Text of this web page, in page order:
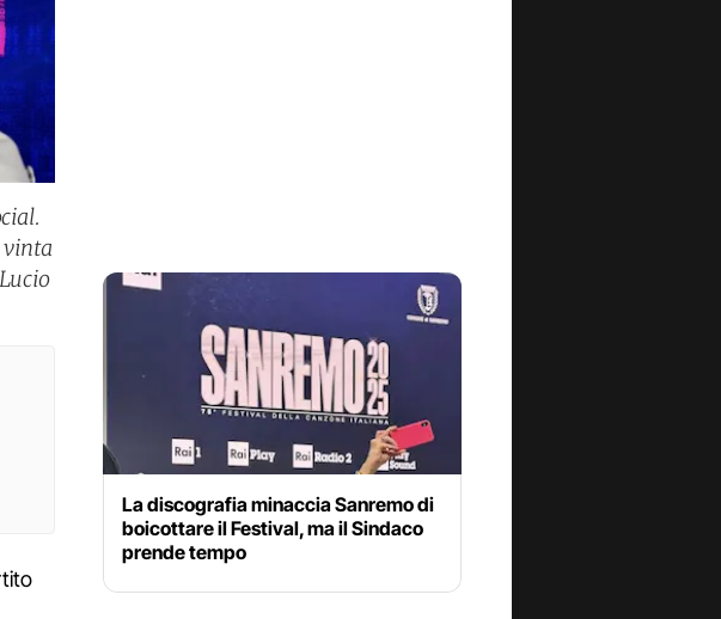
vinta
La discografia minaccia Sanremo di
boicottare il Festival, ma il Sindaco
prende tempo